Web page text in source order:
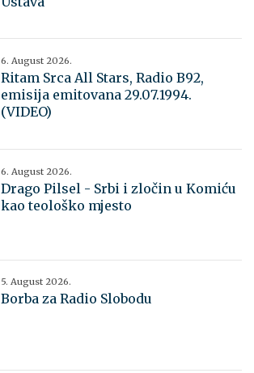
6. August 2026.
Ritam Srca All Stars, Radio B92,
emisija emitovana 29.07.1994.
(VIDEO)
6. August 2026.
Drago Pilsel - Srbi i zločin u Komiću
kao teološko mjesto
5. August 2026.
Borba za Radio Slobodu